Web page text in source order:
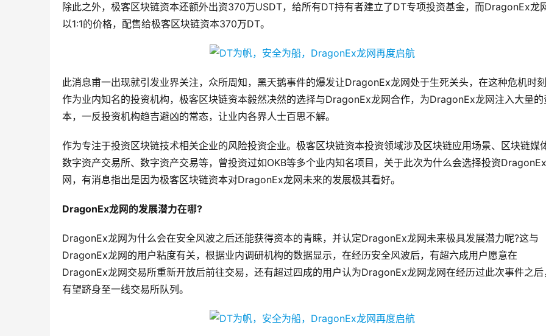
除此之外，极客区块链资本还额外出资370万USDT，给所有DT持有者建立了DT专项投资基金，而DragonEx龙
以1:1的价格，配售给极客区块链资本370万DT。
此消息甫一出现就引发业界关注，众所周知，黑天鹅事件的爆发让DragonEx龙网处于生死关头，在这种危机时刻
作为业内知名的投资机构，极客区块链资本毅然决然的选择与DragonEx龙网合作，为DragonEx龙网注入大量的
本，一反投资机构趋吉避凶的常态，让业内各界人士百思不解。
作为专注于投资区块链技术相关企业的风险投资企业。极客区块链资本投资领域涉及区块链应用场景、区块链媒体
数字资产交易所、数字资产交易等，曾投资过如OKB等多个业内知名项目，关于此次为什么会选择投资
网，有消息指出是因为极客区块链资本对DragonEx龙网未来的发展极其看好。
DragonEx龙网的发展潜力在哪?
DragonEx龙网为什么会在安全风波之后还能获得资本的青睐，并认定DragonEx龙网未来极具发展潜力呢?这与
DragonEx龙网的用户粘度有关，根据业内调研机构的数据显示，在经历安全风波后，有超六成用户愿意在
DragonEx龙网交易所重新开放后前往交易，还有超过四成的用户认为DragonEx龙网龙网在经历过此次事件之后
有望跻身至一线交易所队列。